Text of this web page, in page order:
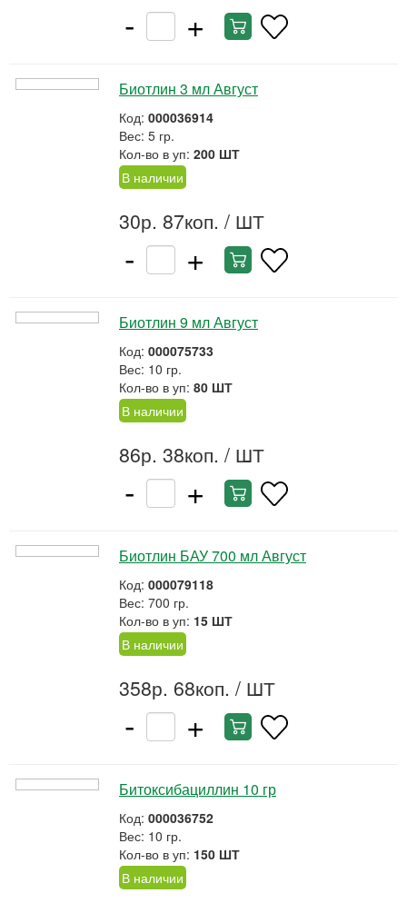
- +
Биотлин 3 мл Август
Код: 000036914
Вес: 5 гр.
Кол-во в уп: 200 ШТ
В наличии
30р. 87коп. / ШТ
- +
Биотлин 9 мл Август
Код: 000075733
Вес: 10 гр.
Кол-во в уп: 80 ШТ
В наличии
86р. 38коп. / ШТ
- +
Биотлин БАУ 700 мл Август
Код: 000079118
Вес: 700 гр.
Кол-во в уп: 15 ШТ
В наличии
358р. 68коп. / ШТ
- +
Битоксибациллин 10 гр
Код: 000036752
Вес: 10 гр.
Кол-во в уп: 150 ШТ
В наличии